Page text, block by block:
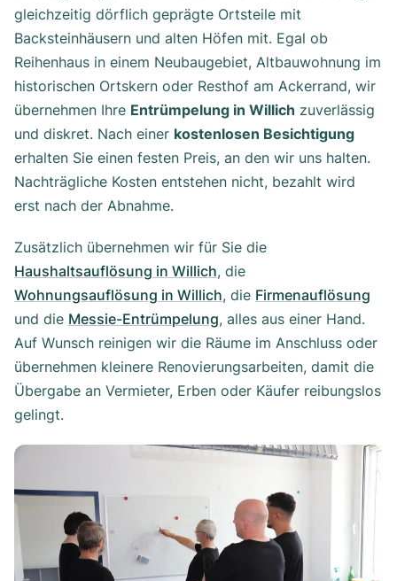
gleichzeitig dörflich geprägte Ortsteile mit
Backsteinhäusern und alten Höfen mit. Egal ob
Reihenhaus in einem Neubaugebiet, Altbauwohnung im
historischen Ortskern oder Resthof am Ackerrand, wir
übernehmen Ihre Entrümpelung in Willich zuverlässig
und diskret. Nach einer kostenlosen Besichtigung
erhalten Sie einen festen Preis, an den wir uns halten.
Nachträgliche Kosten entstehen nicht, bezahlt wird
erst nach der Abnahme.
Zusätzlich übernehmen wir für Sie die
Haushaltsauflösung in Willich, die
Wohnungsauflösung in Willich, die Firmenauflösung
und die Messie-Entrümpelung, alles aus einer Hand.
Auf Wunsch reinigen wir die Räume im Anschluss oder
übernehmen kleinere Renovierungsarbeiten, damit die
Übergabe an Vermieter, Erben oder Käufer reibungslos
gelingt.